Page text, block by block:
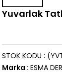
Yuvarlak
STOK KODU
Marka : ESMA